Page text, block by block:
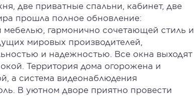
две приватные спальни, кабинет, две
прошла полное обновление:
гармонично сочетающей стиль и
мировых производителей,
и надежностью. Все окна выходят
Территория дома огорожена и
а система видеонаблюдения
В уютном дворе приятно провести